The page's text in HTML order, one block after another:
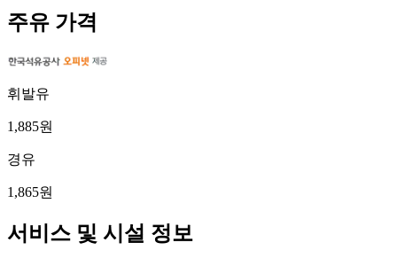
주유 가격
휘발유
1,885원
경유
1,865원
서비스 및 시설 정보